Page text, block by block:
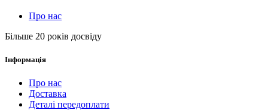
Про нас
Більше 20 років досвіду
Інформація
Про нас
Доставка
Деталі передоплати